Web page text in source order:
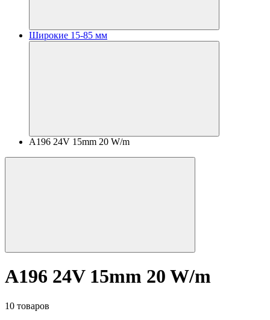
Широкие 15-85 мм
A196 24V 15mm 20 W/m
A196 24V 15mm 20 W/m
10 товаров